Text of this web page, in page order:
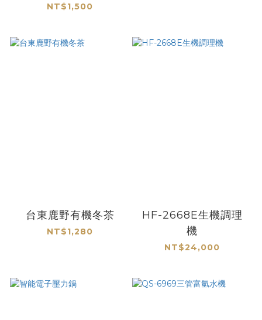
NT$1,500
台東鹿野有機冬茶
NT$1,280
HF-2668E生機調理
機
NT$24,000